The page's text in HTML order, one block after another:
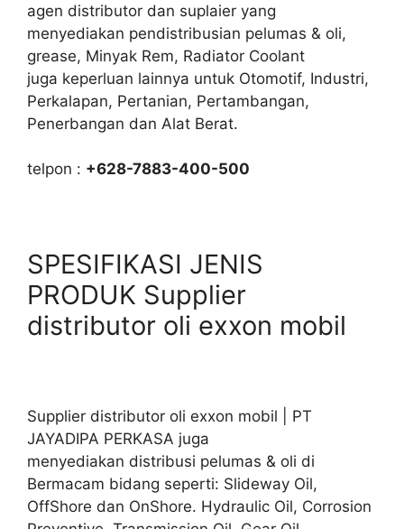
agen distributor dan suplaier yang
menyediakan pendistribusian pelumas & oli,
grease, Minyak Rem, Radiator Coolant
juga keperluan lainnya untuk Otomotif, Industri,
Perkalapan, Pertanian, Pertambangan,
Penerbangan dan Alat Berat.
telpon : +628-7883-400-500
SPESIFIKASI JENIS
PRODUK Supplier
distributor oli exxon mobil
Supplier distributor oli exxon mobil | PT
JAYADIPA PERKASA juga
menyediakan distribusi pelumas & oli di
Bermacam bidang seperti: Slideway Oil,
OffShore dan OnShore. Hydraulic Oil, Corrosion